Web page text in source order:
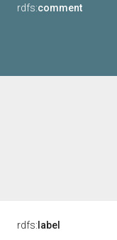
rdfs:comment
rdfs: label